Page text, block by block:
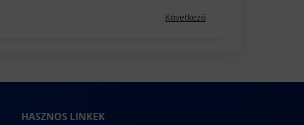
Következő
HASZNOS LINKEK